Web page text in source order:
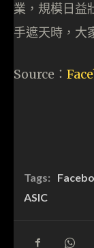
業，規模日益
手遮天時，大
Source：
Tags:
ASIC